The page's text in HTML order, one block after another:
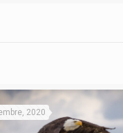
2020